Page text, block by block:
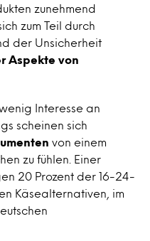
zunehmend
zum Teil durch
der Unsicherheit
Aspekte von
Interesse an
scheinen sich
von einem
zu fühlen. Einer
20 Prozent der 16-24-
Käsealternativen, im